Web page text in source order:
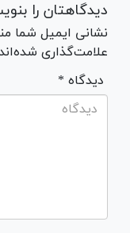
دیدگاهتان را
نشانی ایمیل شما
علامت‌گذاری
* دیدگاه